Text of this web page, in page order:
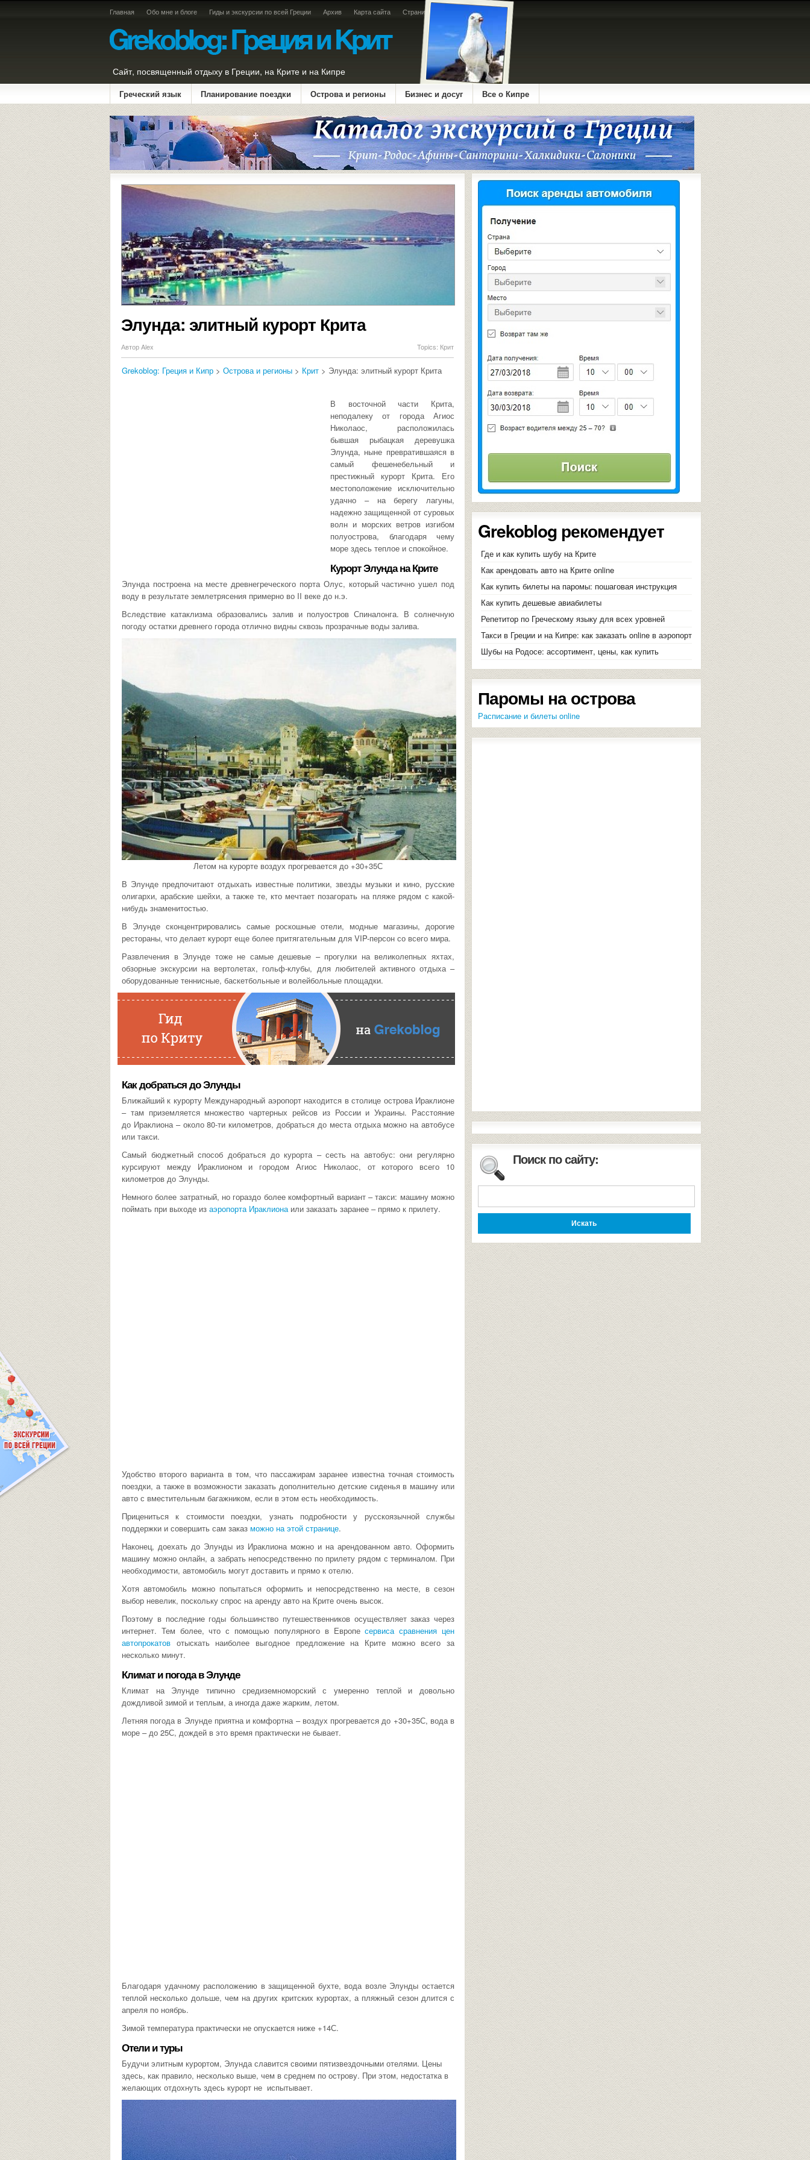
Главная Обо мне и блоге Гиды и экскурсии по всей Греции Архив Карта сайта Страница оплаты
Сайт, посвященный отдыху в Греции, на Крите и на Кипре
Греческий язык Планирование поездки Острова и регионы Бизнес и досуг Все о Кипре
Элунда: элитный курорт Крита
Автор Alex Topics: Крит
Grekoblog: Греция и Кипр > Острова и регионы > Крит > Элунда: элитный курорт Крита
В восточной части Крита,
неподалеку от города Агиос
Николаос, расположилась
бывшая рыбацкая деревушка
Элунда, ныне превратившаяся в
самый фешенебельный и
престижный курорт Крита. Его
местоположение исключительно
удачно – на берегу лагуны,
надежно защищенной от суровых
волн и морских ветров изгибом
полуострова, благодаря чему
море здесь теплое и спокойное.
Курорт Элунда на Крите
Элунда построена на месте древнегреческого порта Олус, который частично ушел под
воду в результате землетрясения примерно во II веке до н.э.
Вследствие катаклизма образовались залив и полуостров Спиналонга. В солнечную
погоду остатки древнего города отлично видны сквозь прозрачные воды залива.
Летом на курорте воздух прогревается до +30+35С
В Элунде предпочитают отдыхать известные политики, звезды музыки и кино, русские
олигархи, арабские шейхи, а также те, кто мечтает позагорать на пляже рядом с какой-
нибудь знаменитостью.
В Элунде сконцентрировались самые роскошные отели, модные магазины, дорогие
рестораны, что делает курорт еще более притягательным для VIP-персон со всего мира.
Развлечения в Элунде тоже не самые дешевые – прогулки на великолепных яхтах,
обзорные экскурсии на вертолетах, гольф-клубы, для любителей активного отдыха –
оборудованные теннисные, баскетбольные и волейбольные площадки.
Как добраться до Элунды
Ближайший к курорту Международный аэропорт находится в столице острова Ираклионе
– там приземляется множество чартерных рейсов из России и Украины. Расстояние
до Ираклиона – около 80-ти километров, добраться до места отдыха можно на автобусе
или такси.
Самый бюджетный способ добраться до курорта – сесть на автобус: они регулярно
курсируют между Ираклионом и городом Агиос Николаос, от которого всего 10
километров до Элунды.
Немного более затратный, но гораздо более комфортный вариант – такси: машину можно
поймать при выходе из аэропорта Ираклионаили заказать заранее – прямо к прилету.
Удобство второго варианта в том, что пассажирам заранее известна точная стоимость
поездки, а также в возможности заказать дополнительно детские сиденья в машину или
авто с вместительным багажником, если в этом есть необходимость.
Прицениться к стоимости поездки, узнать подробности у русскоязычной службы
поддержки и совершить сам заказ можно на этой странице.
Наконец, доехать до Элунды из Ираклиона можно и на арендованном авто. Оформить
машину можно онлайн, а забрать непосредственно по прилету рядом с терминалом. При
необходимости, автомобиль могут доставить и прямо к отелю.
Хотя автомобиль можно попытаться оформить и непосредственно на месте, в сезон
выбор невелик, поскольку спрос на аренду авто на Крите очень высок.
Поэтому в последние годы большинство путешественников осуществляет заказ через
интернет. Тем более, что с помощью популярного в Европесервиса сравнения цен
автопрокатов отыскать наиболее выгодное предложение на Крите можно всего за
несколько минут.
Климат и погода в Элунде
Климат на Элунде типично средиземноморский с умеренно теплой и довольно
дождливой зимой и теплым, а иногда даже жарким, летом.
Летняя погода в Элунде приятна и комфортна – воздух прогревается до +30+35С, вода в
море – до 25С, дождей в это время практически не бывает.
Благодаря удачному расположению в защищенной бухте, вода возле Элунды остается
теплой несколько дольше, чем на других критских курортах, а пляжный сезон длится с
апреля по ноябрь.
Зимой температура практически не опускается ниже +14С.
Отели и туры
Будучи элитным курортом, Элунда славится своими пятизвездочными отелями. Цены
здесь, как правило, несколько выше, чем в среднем по острову. При этом, недостатка в
желающих отдохнуть здесь курорт не испытывает.
Grekoblog рекомендует
Где и как купить шубу на Крите
Как арендовать авто на Крите online
Как купить билеты на паромы: пошаговая инструкция
Как купить дешевые авиабилеты
Репетитор по Греческому языку для всех уровней
Такси в Греции и на Кипре: как заказать online в аэропорт
Шубы на Родосе: ассортимент, цены, как купить
Паромы на острова
Расписание и билеты online
Поиск по сайту: